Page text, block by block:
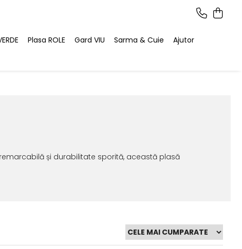
Plasa ROLE Gard VIU Sarma & Cuie
Ajutor
și durabilitate sporită, această plasă